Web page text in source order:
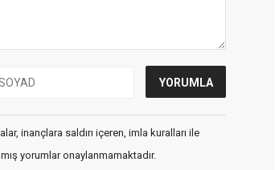
inançlara saldırı içeren, imla kuralları ile
yorumlar onaylanmamaktadır.